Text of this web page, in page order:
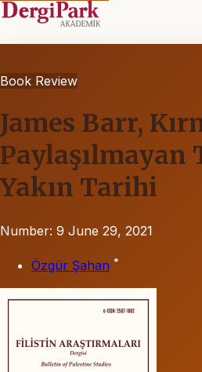
Book Review
James Barr,
Paylaşılmayan
Yakın Tarihi
Number: 9 June 29, 2021
Özgür Şahan *